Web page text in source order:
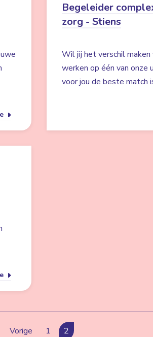
Begeleider
zorg - Stiens
Wil jij het verschil
werken op één van onze
voor jou de beste match
Vorige 1 2